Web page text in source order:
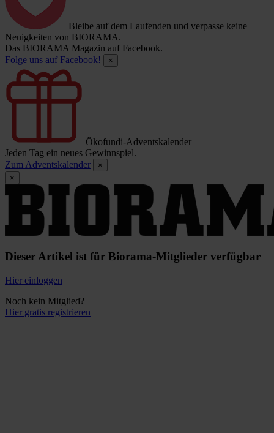
Bleibe auf dem Laufenden und verpasse keine
Neuigkeiten von BIORAMA.
Das BIORAMA Magazin auf Facebook.
Folge uns auf Facebook!
×
Ökofundi-Adventskalender
Jeden Tag ein neues Gewinnspiel.
Zum Adventskalender
×
×
Dieser Artikel ist für Biorama-Mitglieder verfügbar
Hier einloggen
Noch kein Mitglied?
Hier gratis registrieren